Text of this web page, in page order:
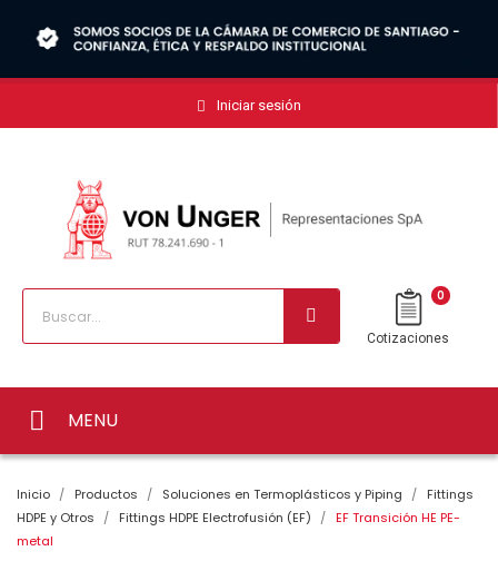
Iniciar sesión
0
Cotizaciones
MENU
Inicio Productos Soluciones en Termoplásticos y Piping
Fittings
HDPE y Otros
Fittings HDPE Electrofusión (EF)
EF Transición HE PE-
metal